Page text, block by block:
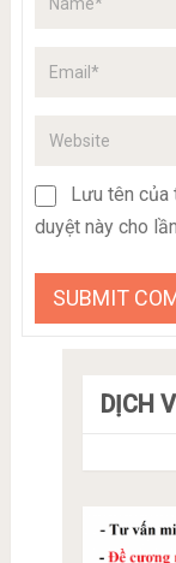
Lưu tên của
duyệt này cho
DỊCH